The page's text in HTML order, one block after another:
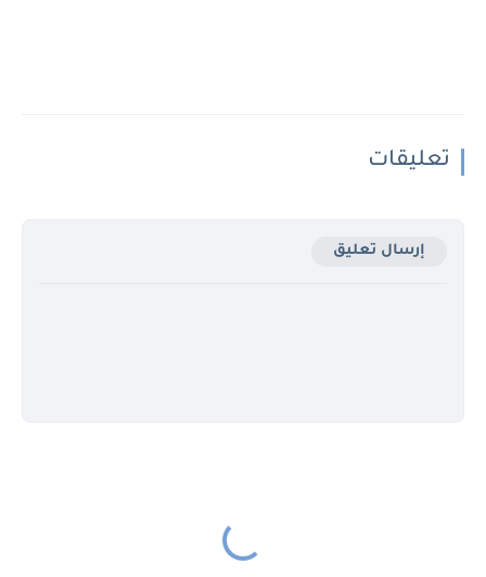
تعليقات
إرسال تعليق